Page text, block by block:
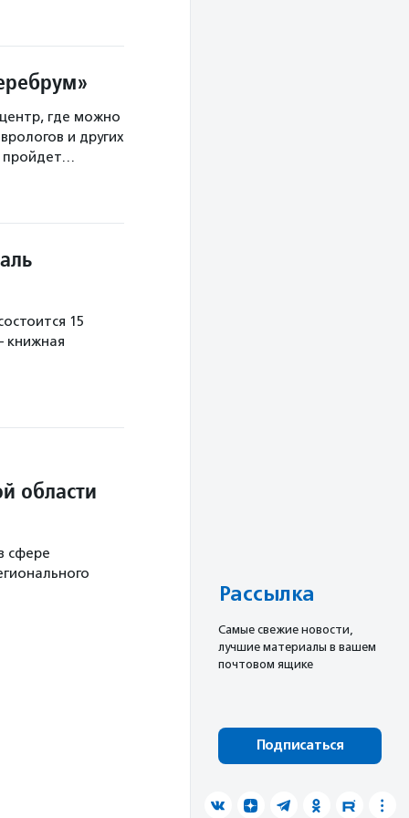
где можно
и других
пройдет…
15
книжная
области
сфере
Рассылка
Cамые свежие новости,
лучшие материалы в вашем
почтовом ящике
Подписаться